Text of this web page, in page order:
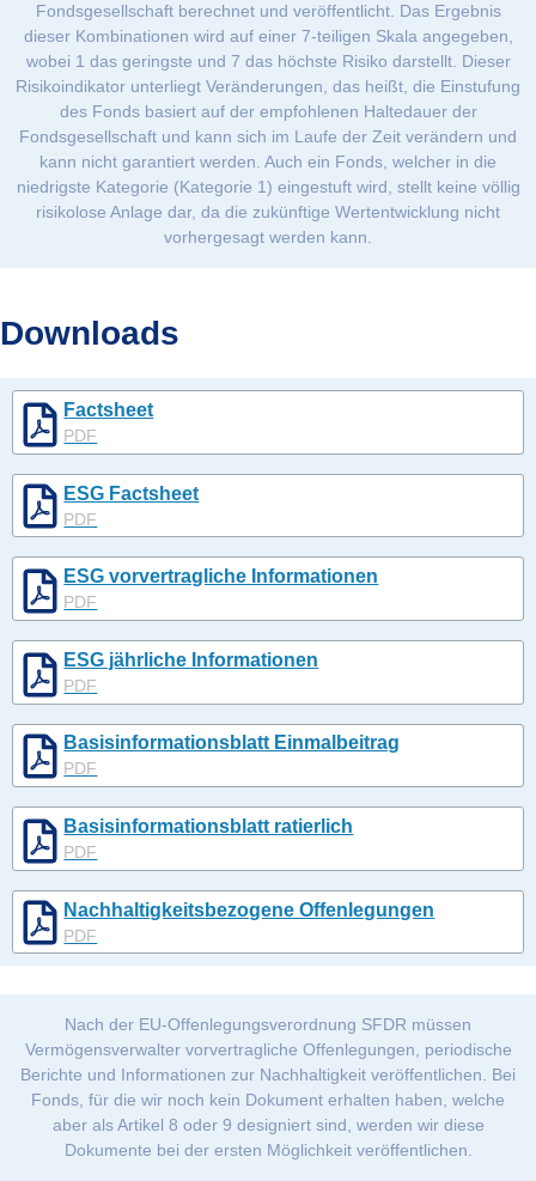
Fondsgesellschaft berechnet und veröffentlicht. Das Ergebnis
dieser Kombinationen wird auf einer 7-teiligen Skala angegeben,
wobei 1 das geringste und 7 das höchste Risiko darstellt. Dieser
Risikoindikator unterliegt Veränderungen, das heißt, die Einstufung
des Fonds basiert auf der empfohlenen Haltedauer der
Fondsgesellschaft und kann sich im Laufe der Zeit verändern und
kann nicht garantiert werden. Auch ein Fonds, welcher in die
niedrigste Kategorie (Kategorie 1) eingestuft wird, stellt keine völlig
risikolose Anlage dar, da die zukünftige Wertentwicklung nicht
vorhergesagt werden kann.
Downloads
Factsheet
PDF
ESG Factsheet
PDF
ESG vorvertragliche Informationen
PDF
ESG jährliche Informationen
PDF
Basisinformationsblatt Einmalbeitrag
PDF
Basisinformationsblatt ratierlich
PDF
Nachhaltigkeitsbezogene Offenlegungen
PDF
Nach der EU-Offenlegungsverordnung SFDR müssen
Vermögensverwalter vorvertragliche Offenlegungen, periodische
Berichte und Informationen zur Nachhaltigkeit veröffentlichen. Bei
Fonds, für die wir noch kein Dokument erhalten haben, welche
aber als Artikel 8 oder 9 designiert sind, werden wir diese
Dokumente bei der ersten Möglichkeit veröffentlichen.